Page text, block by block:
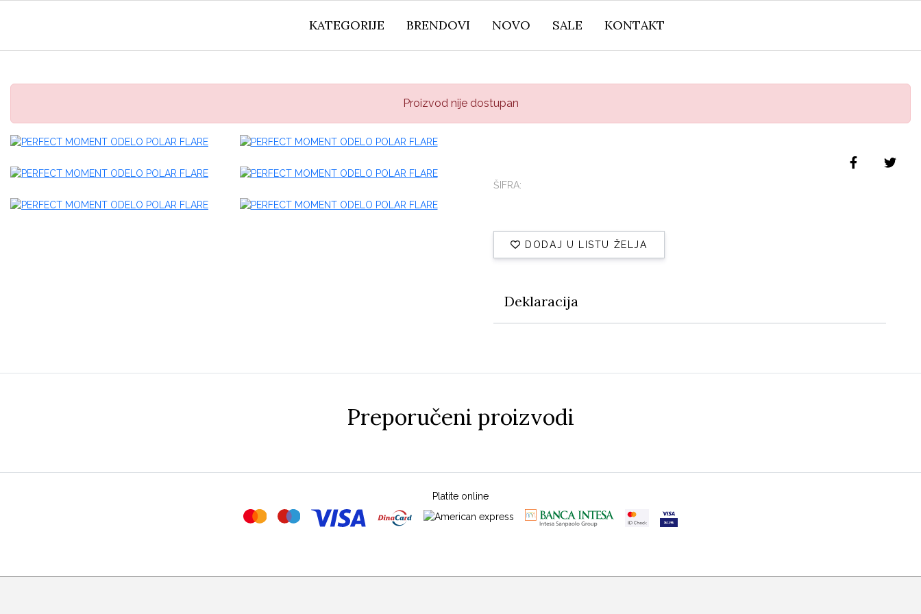
KATEGORIJE BRENDOVI NOVO SALE KONTAKT
Proizvod nije dostupan
ŠIFRA:
DODAJ U LISTU ŽELJA
Deklaracija
Preporučeni proizvodi
Platite online